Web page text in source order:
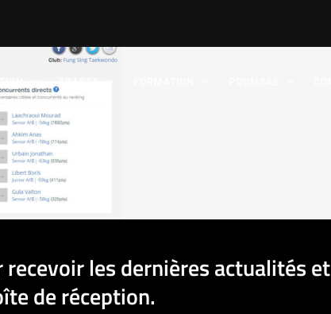
les dernières actualités et
de réception.